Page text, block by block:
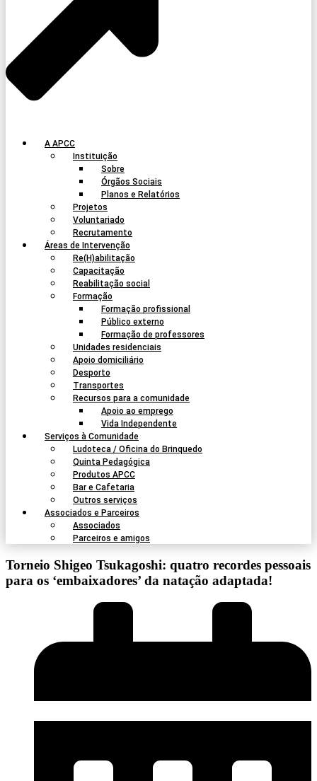
A APCC
Instituição
Sobre
Órgãos Sociais
Planos e Relatórios
Projetos
Voluntariado
Recrutamento
Áreas de Intervenção
Re(H)abilitação
Capacitação
Reabilitação social
Formação
Formação profissional
Público externo
Formação de professores
Unidades residenciais
Apoio domiciliário
Desporto
Transportes
Recursos para a comunidade
Apoio ao emprego
Vida Independente
Serviços à Comunidade
Ludoteca / Oficina do Brinquedo
Quinta Pedagógica
Produtos APCC
Bar e Cafetaria
Outros serviços
Associados e Parceiros
Associados
Parceiros e amigos
Torneio Shigeo Tsukagoshi: quatro recordes pessoais
para os ‘embaixadores’ da natação adaptada!